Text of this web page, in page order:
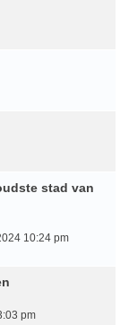
stad van
10:24 pm
pm